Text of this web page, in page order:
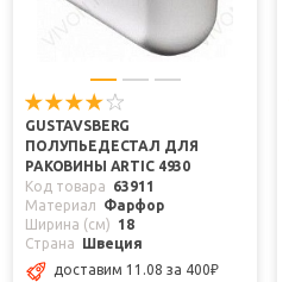
GUSTAVSBERG
ПОЛУПЬЕДЕСТАЛ ДЛЯ
РАКОВИНЫ ARTIC 4930
Код товара
63911
Материал
Фарфор
Ширина (см)
18
Страна
Швеция
доставим 11.08 за 400₽